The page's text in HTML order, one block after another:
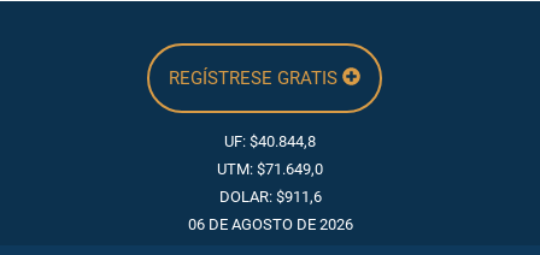
REGÍSTRESE GRATIS
UF: $40.844,8
UTM: $71.649,0
DOLAR: $911,6
06 DE AGOSTO DE 2026